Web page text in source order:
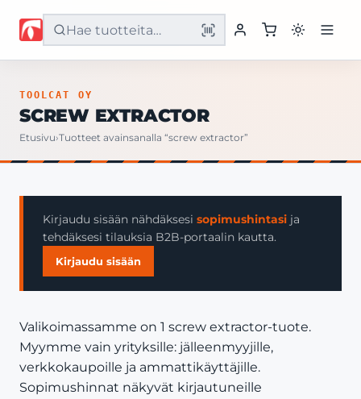
Etusivu
Yritys
Yhteystiedot
TOOLCAT OY
SCREW EXTRACTOR
Etusivu›Tuotteet avainsanalla “screw extractor”
Kirjaudu sisään nähdäksesi sopimushintasi ja
tehdäksesi tilauksia B2B-portaalin kautta.
Kirjaudu sisään
Valikoimassamme on 1 screw extractor-tuote.
Myymme vain yrityksille: jälleenmyyjille,
verkkokaupoille ja ammattikäyttäjille.
Sopimushinnat näkyvät kirjautuneille